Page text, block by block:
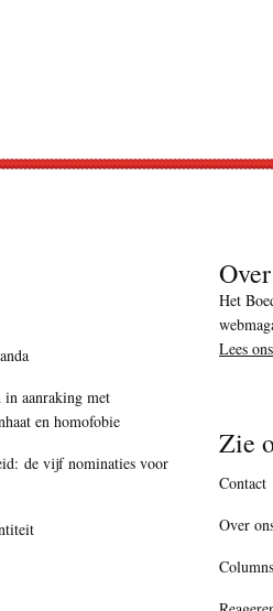
in aanraking met
en homofobie
de vijf nominaties voor
Het
Lees
Zie
Contact
Over
Columns